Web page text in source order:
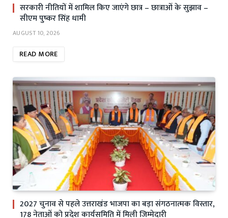
सरकारी नीतियों में शामिल किए जाएंगे छात्र – छात्राओं के सुझाव –
सीएम पुष्कर सिंह धामी
AUGUST 10, 2026
READ MORE
2027 चुनाव से पहले उत्तराखंड भाजपा का बड़ा संगठनात्मक विस्तार,
178 नेताओं को प्रदेश कार्यसमिति में मिली जिम्मेदारी